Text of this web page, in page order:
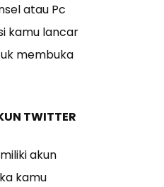
atau Pc
kamu lancar
membuka
TWITTER
akun
kamu